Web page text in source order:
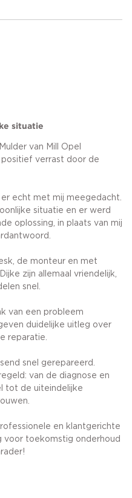
situatie
van Mill Opel
verrast door de
echt met mij meegedacht.
situatie en er werd
oplossing, in plaats van mij
de monteur en met
zijn allemaal vriendelijk,
snel.
van een probleem
duidelijke uitleg over
reparatie.
snel gerepareerd.
van de diagnose en
tot de uiteindelijke
en klantgerichte
voor toekomstig onderhoud